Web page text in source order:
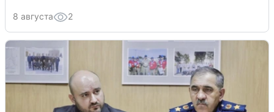
8 августа 2